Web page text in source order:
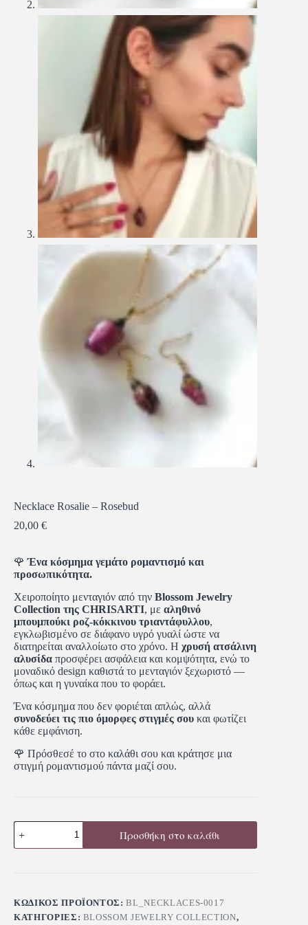
Necklace Rosalie – Rosebud
20,00 €
🌹Ένα κόσμημα γεμάτο ρομαντισμό και
προσωπικότητα.
Χειροποίητο μενταγιόν από την Blossom Jewelry
Collection της CHRISARTI, με αληθινό
μπουμπούκι ροζ-κόκκινου τριαντάφυλλου,
εγκλωβισμένο σε διάφανο υγρό γυαλί ώστε να
διατηρείται αναλλοίωτο στο χρόνο. Η χρυσή ατσάλινη
αλυσίδα προσφέρει ασφάλεια και κομψότητα, ενώ το
μοναδικό design καθιστά το μενταγιόν ξεχωριστό —
όπως και η γυναίκα που το φοράει.
Ένα κόσμημα που δεν φοριέται απλώς, αλλά
συνοδεύει τις πιο όμορφες στιγμές σου και φωτίζει
κάθε εμφάνιση.
🌹 Πρόσθεσέ το στο καλάθι σου και κράτησε μια
στιγμή ρομαντισμού πάντα μαζί σου.
Προσθήκη στο καλάθι
ΚΩΔΙΚΌΣ ΠΡΟΪΌΝΤΟΣ:BL_NECKLACES-0017
ΚΑΤΗΓΟΡΊΕΣ: BLOSSOM JEWELRY COLLECTION,